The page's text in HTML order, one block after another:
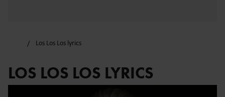
Los Los Los lyrics
LOS LOS LOS LYRICS